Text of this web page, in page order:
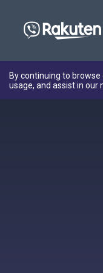
By continuing to
usage, and assist in our